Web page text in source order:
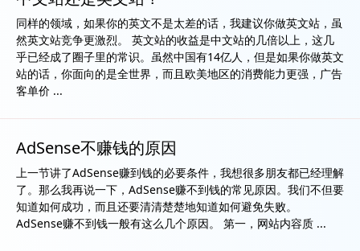
同样的领域，如果你的英文不是太差的话，我建议你做英文站，虽
然英文站竞争更激烈。 英文站的收益是中文站的几倍以上，这几
乎已经成了圈子里的常识。虽然中国有14亿人，但是如果你做英文
站的话，你面向的是全世界，而且欧美地区的消费能力更强，广告
客单价 ...
AdSense不赚钱的原因
上一节讲了AdSense赚到钱的必要条件，我想很多朋友都已经理解
了。那么我再说一下，AdSense赚不到钱的常见原因。我们不但要
知道如何成功，而且还要清清楚楚地知道如何避免失败。
AdSense赚不到钱一般有这么几个原因。 第一，网站内容质 ...